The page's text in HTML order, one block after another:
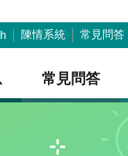
陳情系統 常見問答
常見問答